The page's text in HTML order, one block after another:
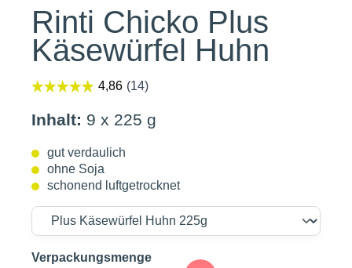
Rinti Chicko Plus
Käsewürfel Huhn
Inhalt: 9 x 225 g
gut verdaulich
ohne Soja
schonend luftgetrocknet
Verpackungsmengeauswählen